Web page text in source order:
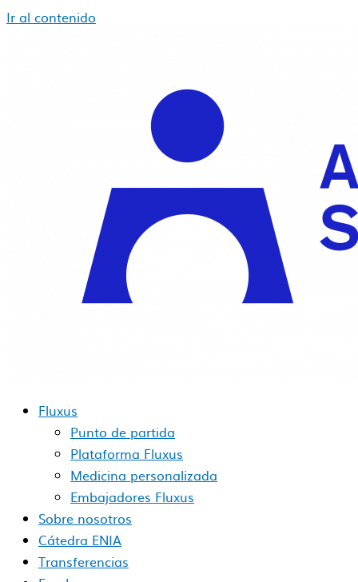
Ir al contenido
Fluxus
Punto de partida
Plataforma Fluxus
Medicina personalizada
Embajadores Fluxus
Sobre nosotros
Cátedra ENIA
Transferencias